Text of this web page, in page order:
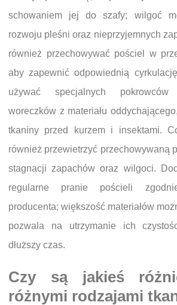
schowaniem jej do szafy; wilgoć
rozwoju pleśni oraz nieprzyjemnych
również przechowywać pościel w
aby zapewnić odpowiednią
używać specjalnych
woreczków z materiału
tkaniny przed kurzem i insektami.
również przewietrzyć przechowywaną
stagnacji zapachów oraz wilgoci.
regularne pranie pościeli
producenta; większość materiałów
pozwala na utrzymanie ich
dłuższy czas.
Czy są jakieś
różnymi rodzajami